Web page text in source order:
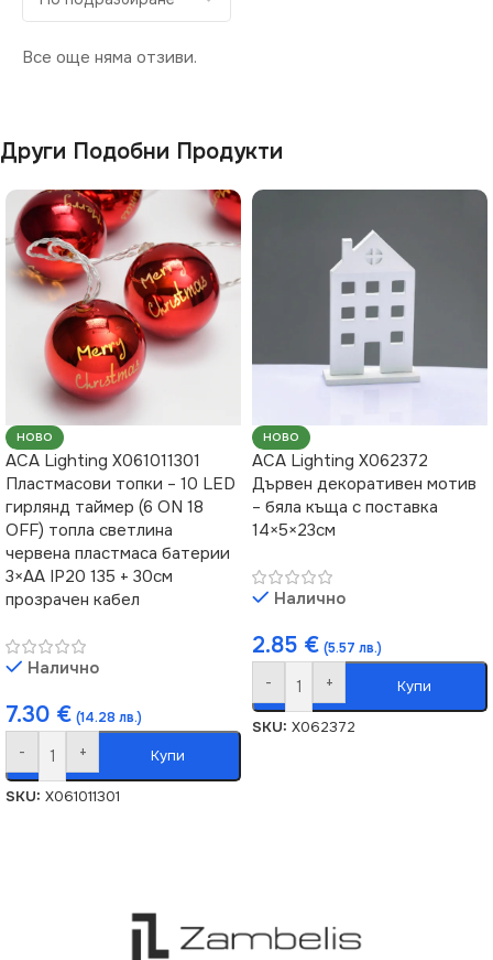
Все още няма отзиви.
Други Подобни Продукти
НОВО
ACA Lighting X061011301
Пластмасови топки – 10 LED
гирлянд таймер (6 ON 18
OFF) топла светлина
червена пластмаса батерии
3×AA IP20 135 + 30см
прозрачен кабел
Налично
7.30 € (14.28 лв.)
- + Купи
SKU: X061011301
НОВО
ACA Lighting X062372
Дървен декоративен мотив
– бяла къща с поставка
14×5×23см
Налично
2.85 € (5.57 лв.)
- + Купи
SKU: X062372